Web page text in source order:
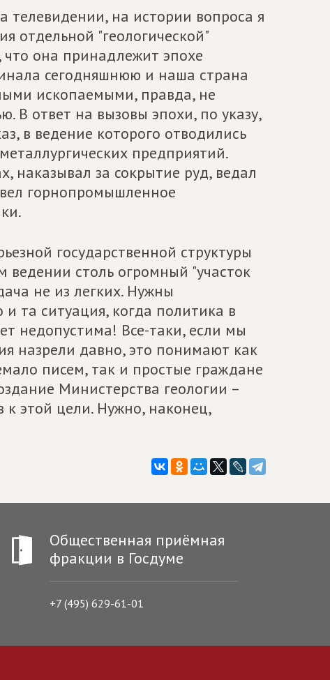
телевидении, на истории вопроса я
отдельной "геологической"
что она принадлежит эпохе
сегодняшнюю и наша страна
ископаемыми, правда, не
В ответ на вызовы эпохи, по указу,
в ведение которого отводились
предприятий.
наказывал за сокрытие руд, ведал
горнопромышленное
государственной структуры
столь огромный "участок
не из легких. Нужны
та ситуация, когда политика в
недопустима! Все-таки, если мы
назрели давно, это понимают как
писем, так и простые граждане
Министерства геологии –
этой цели. Нужно, наконец,
Общественная приёмная
фракции в Госдуме
+7 (495) 629-61-01